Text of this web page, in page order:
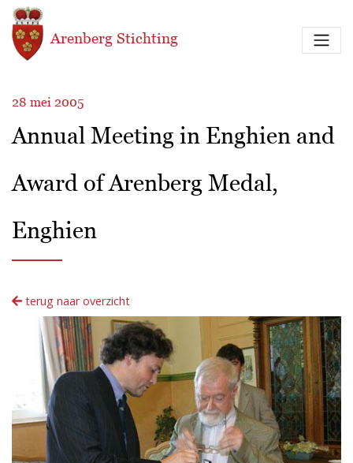
Overslaan en naar de inhoud gaan
Arenberg Stichting
28 mei 2005
Annual Meeting in Enghien and
Award of Arenberg Medal,
Enghien
terug naar overzicht